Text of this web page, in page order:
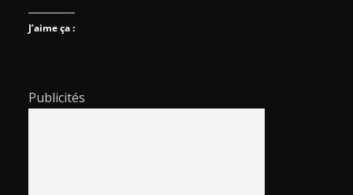
J’aime ça :
Publicités